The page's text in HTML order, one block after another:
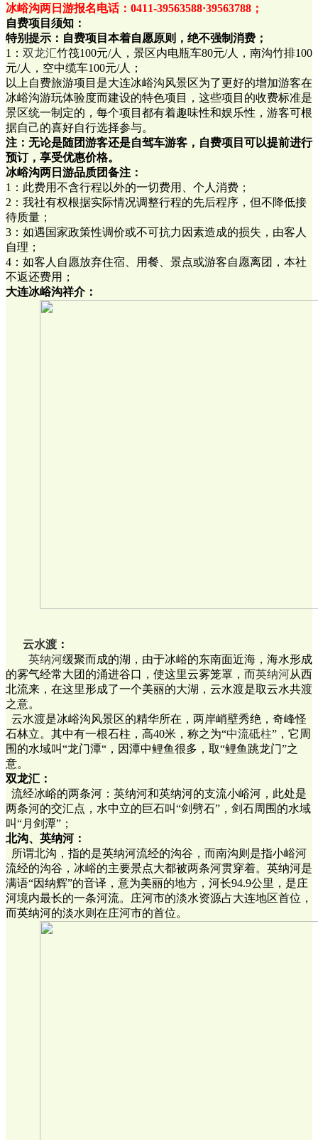
冰峪沟两日游报名电话：0411-39563588·39563788；
自费项目须知：
特别提示：自费项目本着自愿原则，绝不强制消费；
1： 双龙汇竹筏100元/人，景区内电瓶车80元/人，南沟竹排100
元/人，空中缆车100元/人；
以上自费旅游项目是大连冰峪沟风景区为了更好的增加游客在
冰峪沟游玩体验度而建设的特色项目，这些项目的收费标准是
景区统一制定的，每个项目都有着趣味性和娱乐性，游客可根
据自己的喜好自行选择参与。
注：无论是随团游客还是自驾车游客，自费项目可以提前进行
预订，享受优惠价格。
冰峪沟两日游品质团备注：
1：此费用不含行程以外的一切费用、个人消费；
2：我社有权根据实际情况调整行程的先后程序，但不降低接
待质量；
3：如遇国家政策性调价或不可抗力因素造成的损失，由客人
自理；
4：如客人自愿放弃住宿、用餐、景点或游客自愿离团，本社
不返还费用；
大连冰峪沟祥介：
云水渡 ：
英纳河缓聚而成的湖，由于冰峪的东南面近海，海水形成
的雾气经常大团的涌进谷口，使这里云雾笼罩，而英纳河从西
北流来，在这里形成了一个美丽的大湖，云水渡是取云水共渡
之意。
云水渡是冰峪沟风景区的精华所在，两岸峭壁秀绝，奇峰怪
石林立。其中有一根石柱，高40米，称之为“中流砥柱”，它周
围的水域叫“龙门潭“，因潭中鲤鱼很多，取“鲤鱼跳龙门”之
意。
双龙汇：
流经冰峪的两条河：英纳河和英纳河的支流小峪河，此处是
两条河的交汇点，水中立的巨石叫“剑劈石”，剑石周围的水域
叫“月剑潭”；
北沟、英纳河：
所谓北沟，指的是英纳河流经的沟谷，而南沟则是指小峪河
流经的沟谷，冰峪的主要景点大都被两条河贯穿着。英纳河是
满语“因纳辉”的音译，意为美丽的地方，河长94.9公里，是庄
河境内最长的一条河流。庄河市的淡水资源占大连地区首位，
而英纳河的淡水则在庄河市的首位。